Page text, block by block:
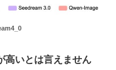
高いとは言えません